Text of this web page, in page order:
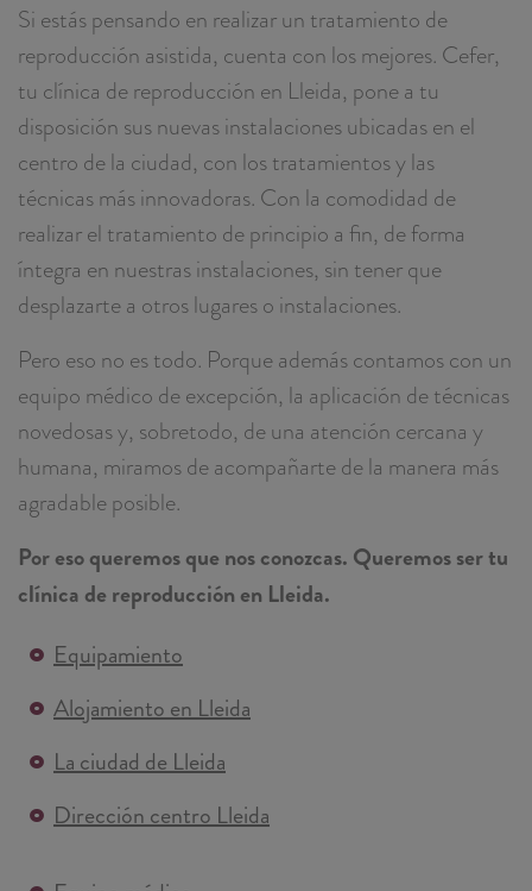
Si estás pensando en realizar un tratamiento de
reproducción asistida, cuenta con los mejores. Cefer,
tu clínica de reproducción en Lleida, pone a tu
disposición sus nuevas instalaciones ubicadas en el
centro de la ciudad, con los tratamientos y las
técnicas más innovadoras. Con la comodidad de
realizar el tratamiento de principio a fin, de forma
íntegra en nuestras instalaciones, sin tener que
desplazarte a otros lugares o instalaciones.
Pero eso no es todo. Porque además contamos con un
equipo médico de excepción, la aplicación de técnicas
novedosas y, sobretodo, de una atención cercana y
humana, miramos de acompañarte de la manera más
agradable posible.
Por eso queremos que nos conozcas. Queremos ser tu
clínica de reproducción en Lleida.
Equipamiento
Alojamiento en Lleida
La ciudad de Lleida
Dirección centro Lleida